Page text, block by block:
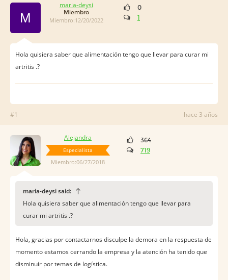
M
maria-deysi
Miembro
Miembro:12/20/2022
0
1
Hola quisiera saber que alimentación tengo que llevar para curar mi
artritis .?
#1 hace 3 años
Alejandra
Especialista
Miembro:06/27/2018
364
719
maria-deysi said:
Hola quisiera saber que alimentación tengo que llevar para
curar mi artritis .?
Hola, gracias por contactarnos disculpe la demora en la respuesta de
momento estamos cerrando la empresa y la atención ha tenido que
disminuir por temas de logística.